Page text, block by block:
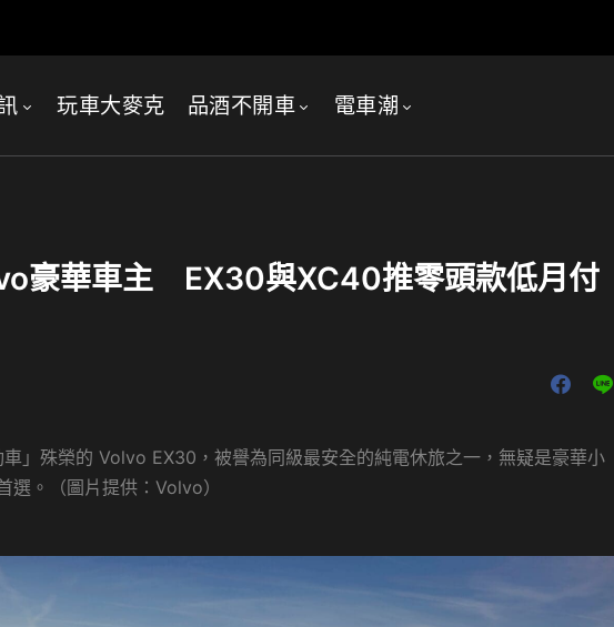
玩車大麥克 品酒不開車 電車潮
豪華車主 EX30與XC40推零頭款低月付
」殊榮的 Volvo EX30，被譽為同級最安全的純電休旅之一，無疑是豪華小
選。（圖片提供：Volvo）